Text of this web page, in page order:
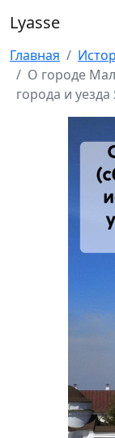
Lyasse
Главная
О городе
города и